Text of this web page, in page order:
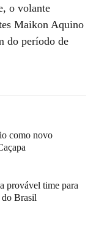
o volante
Maikon Aquino
do período de
como novo
provável time para
do Brasil